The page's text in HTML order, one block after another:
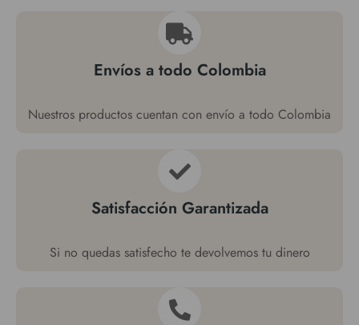
Envíos a todo Colombia
Nuestros productos cuentan con envío a todo Colombia
Satisfacción Garantizada
Si no quedas satisfecho te devolvemos tu dinero